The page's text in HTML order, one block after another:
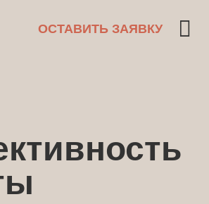
ОСТАВИТЬ ЗАЯВКУ